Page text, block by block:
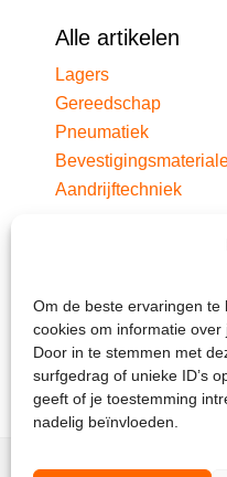
Om de beste ervaringen te
cookies om informatie over
Door in te stemmen met
surfgedrag of unieke ID’s
geeft of je toestemming
nadelig beïnvloeden.
Alle artikelen
Lagers
Gereedschap
Pneumatiek
Aandrijftechniek